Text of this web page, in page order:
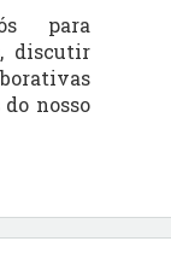
para
discutir
nosso